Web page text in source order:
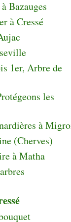
Bazauges
à Cressé
1er, Arbre de
les
à
(Cherves)
à Matha